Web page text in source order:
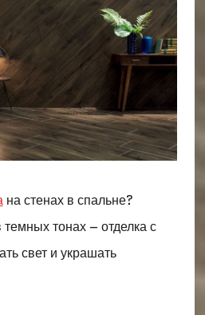
на стенах в спальне?
тонах – отделка с
свет и украшать